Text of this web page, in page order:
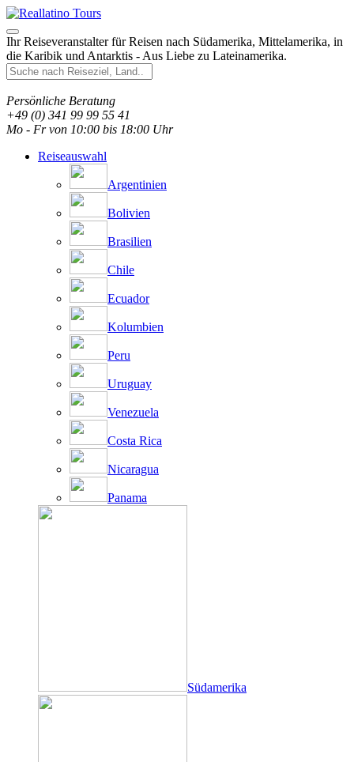
Ihr Reiseveranstalter für Reisen nach Südamerika, Mittelamerika, in
die Karibik und Antarktis - Aus Liebe zu Lateinamerika.
Persönliche Beratung
+49 (0) 341 99 99 55 41
Mo - Fr von 10:00 bis 18:00 Uhr
Reiseauswahl
Argentinien
Bolivien
Brasilien
Chile
Ecuador
Kolumbien
Peru
Uruguay
Venezuela
Costa Rica
Nicaragua
Panama
Südamerika